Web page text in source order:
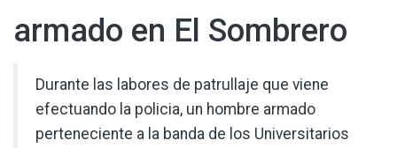
armado en El Sombrero
Durante las labores de patrullaje que viene
efectuando la policia, un hombre armado
perteneciente a la banda de los Universitarios